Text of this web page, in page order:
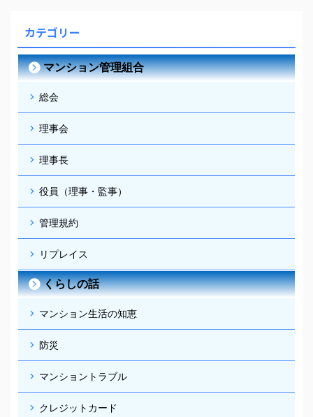
カテゴリー
マンション管理組合
総会
理事会
理事長
役員（理事・監事）
管理規約
リプレイス
くらしの話
マンション生活の知恵
防災
マンショントラブル
クレジットカード